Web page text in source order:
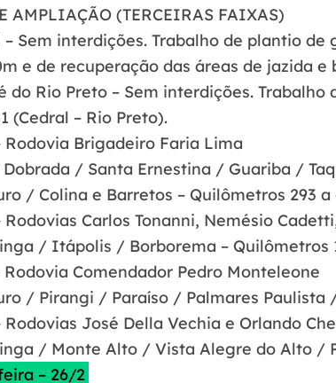
AMPLIAÇÃO (TERCEIRAS FAIXAS)
– Sem interdições. Trabalho de plantio
e de recuperação das áreas de jazida e
do Rio Preto – Sem interdições.
(Cedral – Rio Preto).
Rodovia Brigadeiro Faria Lima
/ Santa Ernestina / Guariba /
/ Colina e Barretos – Quilômetros 293
Rodovias Carlos Tonanni, Nemésio
/ Itápolis / Borborema – Quilômetros
Rodovia Comendador Pedro Monteleone
/ Pirangi / Paraíso / Palmares Paulista
Rodovias José Della Vechia e Orlando
/ Monte Alto / Vista Alegre do Alto /
– 26/2